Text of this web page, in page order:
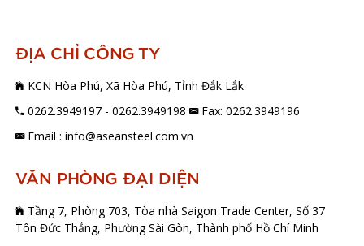
ĐỊA CHỈ CÔNG TY
KCN Hòa Phú, Xã Hòa Phú, Tỉnh Đắk Lắk
0262.3949197 - 0262.3949198 Fax: 0262.3949196
Email : info@aseansteel.com.vn
VĂN PHÒNG ĐẠI DIỆN
Tầng 7, Phòng 703, Tòa nhà Saigon Trade Center, Số 37
Tôn Đức Thắng, Phường Sài Gòn, Thành phố Hồ Chí Minh